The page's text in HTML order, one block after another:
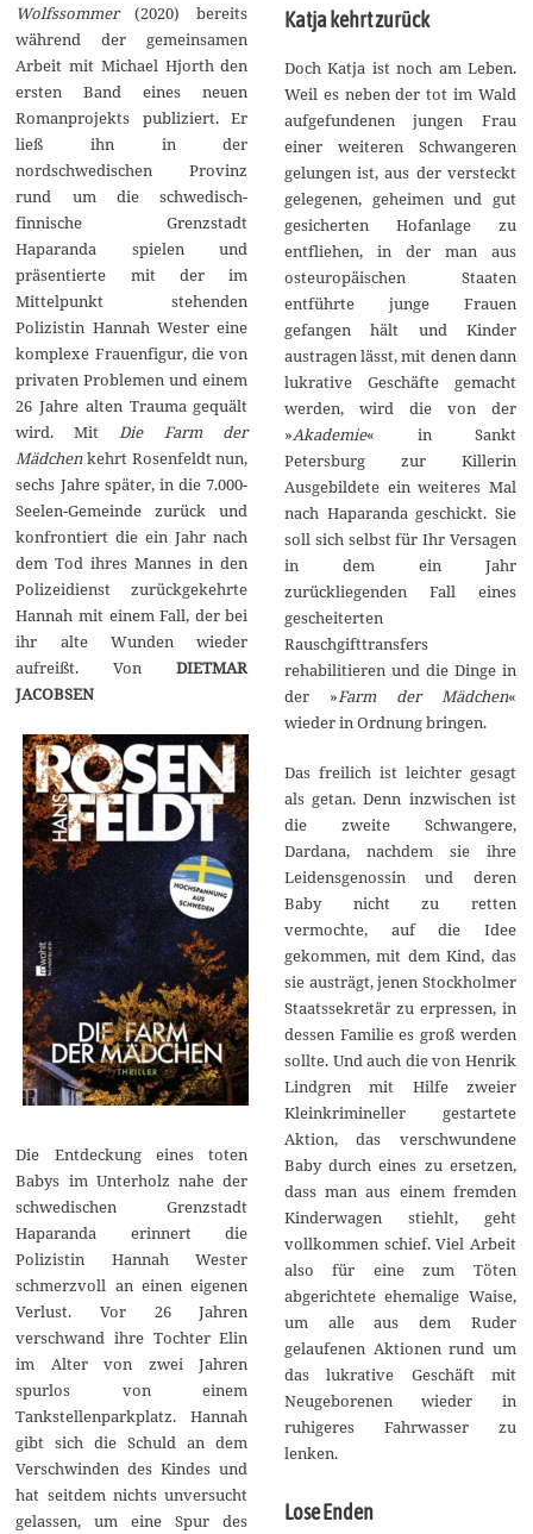
Wolfssommer(2020) bereits
während der gemeinsamen
Arbeit mit Michael Hjorth den
ersten Band eines neuen
Romanprojekts publiziert. Er
ließ ihn in der
nordschwedischen Provinz
rund um die schwedisch-
finnische Grenzstadt
Haparanda spielen und
präsentierte mit der im
Mittelpunkt stehenden
Polizistin Hannah Wester eine
komplexe Frauenfigur, die von
privaten Problemen und einem
26 Jahre alten Trauma gequält
wird. Mit Die Farm der
Mädchenkehrt Rosenfeldt nun,
sechs Jahre später, in die 7.000-
Seelen-Gemeinde zurück und
konfrontiert die ein Jahr nach
dem Tod ihres Mannes in den
Polizeidienst zurückgekehrte
Hannah mit einem Fall, der bei
ihr alte Wunden wieder
aufreißt. VonDIETMAR
JACOBSEN
Die Entdeckung eines toten
Babys im Unterholz nahe der
schwedischen Grenzstadt
Haparanda erinnert die
Polizistin Hannah Wester
schmerzvoll an einen eigenen
Verlust. Vor 26 Jahren
verschwand ihre Tochter Elin
im Alter von zwei Jahren
spurlos von einem
Tankstellenparkplatz. Hannah
gibt sich die Schuld an dem
Verschwinden des Kindes und
hat seitdem nichts unversucht
gelassen, um eine Spur des
Katja kehrt zurück
Doch Katja ist noch am Leben.
Weil es neben der tot im Wald
aufgefundenen jungen Frau
einer weiteren Schwangeren
gelungen ist, aus der versteckt
gelegenen, geheimen und gut
gesicherten Hofanlage zu
entfliehen, in der man aus
osteuropäischen Staaten
entführte junge Frauen
gefangen hält und Kinder
austragen lässt, mit denen dann
lukrative Geschäfte gemacht
werden, wird die von der
»Akademie« in Sankt
Petersburg zur Killerin
Ausgebildete ein weiteres Mal
nach Haparanda geschickt. Sie
soll sich selbst für Ihr Versagen
in dem ein Jahr
zurückliegenden Fall eines
gescheiterten
Rauschgifttransfers
rehabilitieren und die Dinge in
der »Farm der Mädchen«
wieder in Ordnung bringen.
Das freilich ist leichter gesagt
als getan. Denn inzwischen ist
die zweite Schwangere,
Dardana, nachdem sie ihre
Leidensgenossin und deren
Baby nicht zu retten
vermochte, auf die Idee
gekommen, mit dem Kind, das
sie austrägt, jenen Stockholmer
Staatssekretär zu erpressen, in
dessen Familie es groß werden
sollte. Und auch die von Henrik
Lindgren mit Hilfe zweier
Kleinkrimineller gestartete
Aktion, das verschwundene
Baby durch eines zu ersetzen,
dass man aus einem fremden
Kinderwagen stiehlt, geht
vollkommen schief. Viel Arbeit
also für eine zum Töten
abgerichtete ehemalige Waise,
um alle aus dem Ruder
gelaufenen Aktionen rund um
das lukrative Geschäft mit
Neugeborenen wieder in
ruhigeres Fahrwasser zu
lenken.
Lose Enden